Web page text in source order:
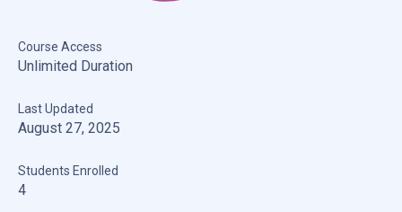
Course Access
Unlimited Duration
Last Updated
August 27, 2025
Students Enrolled
4